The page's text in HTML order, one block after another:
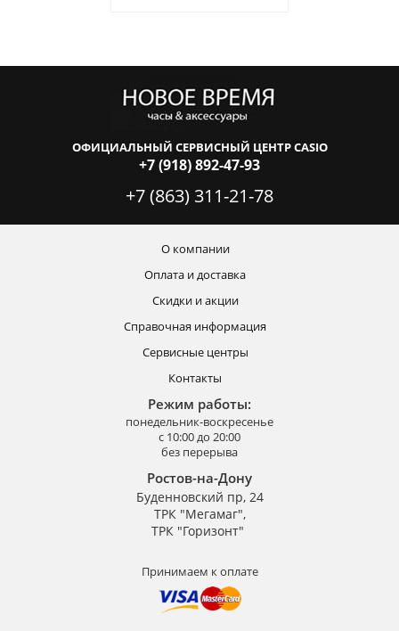
ОФИЦИАЛЬНЫЙ СЕРВИСНЫЙ ЦЕНТР CASIO
+7 (918) 892-47-93
+7 (863) 311-21-78
О компании
Оплата и доставка
Скидки и акции
Справочная информация
Сервисные центры
Контакты
Режим работы:
понедельник-воскресенье
с 10:00 до 20:00
без перерыва
Ростов-на-Дону
Буденновский пр, 24
ТРК "Мегамаг",
ТРК "Горизонт"
Принимаем к оплате